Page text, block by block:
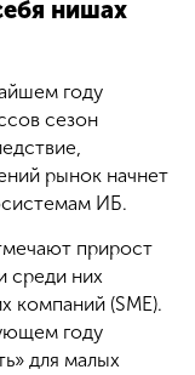
нишах
году
сезон
рынок начнет
ИБ.
прирост
среди них
компаний (SME).
году
для малых